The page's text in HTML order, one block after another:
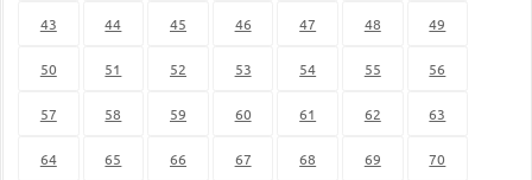
43 44 45 46 47 48 49
50 51 52 53 54 55 56
57 58 59 60 61 62 63
64 65 66 67 68 69 70